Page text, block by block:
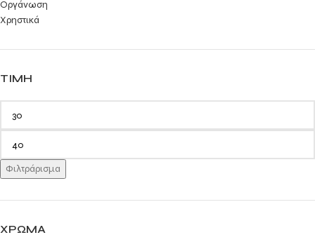
Οργάνωση
Χρηστικά
ΤΙΜΉ
Φιλτράρισμα
ΧΡΏΜΑ